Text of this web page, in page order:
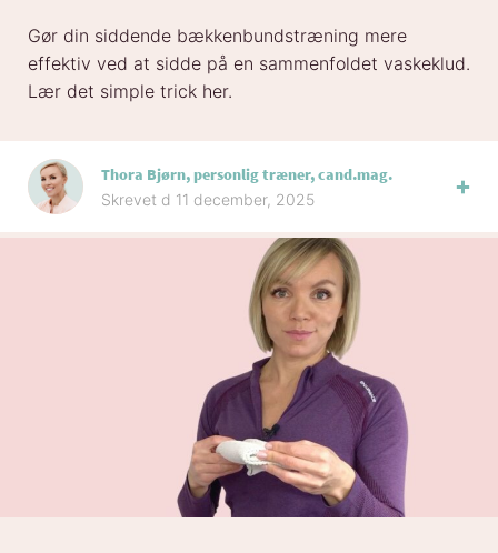
Gør din siddende bækkenbundstræning mere
effektiv ved at sidde på en sammenfoldet vaskeklud.
Lær det simple trick her.
Thora Bjørn, personlig træner, cand.mag.
Skrevet d 11 december, 2025